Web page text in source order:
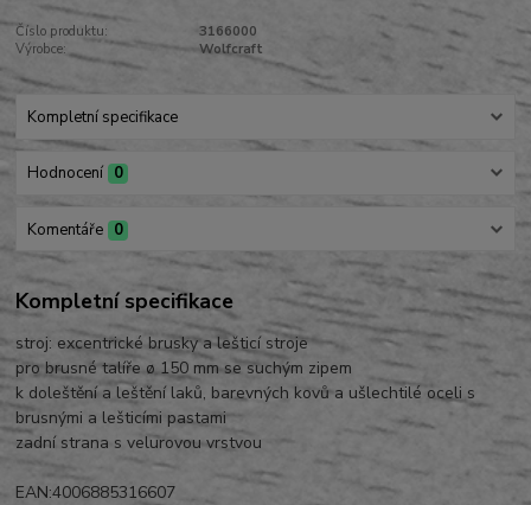
Číslo produktu:
3166000
Výrobce:
Wolfcraft
Kompletní specifikace
Hodnocení 0
Komentáře 0
Kompletní specifikace
stroj: excentrické brusky a lešticí stroje
pro brusné talíře ø 150 mm se suchým zipem
k doleštění a leštění laků, barevných kovů a ušlechtilé oceli s
brusnými a lešticími pastami
zadní strana s velurovou vrstvou
EAN:4006885316607